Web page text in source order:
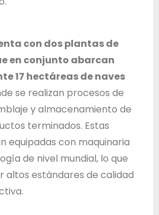
con dos plantas de
en conjunto abarcan
17 hectáreas de naves
se realizan procesos de
y almacenamiento de
terminados. Estas
equipadas con maquinaria
de nivel mundial, lo que
estándares de calidad